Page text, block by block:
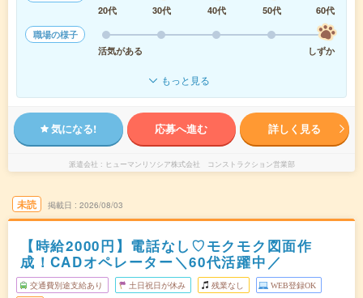
20代
30代 40代 50代
60代
職場の様子
活気がある
しずか
もっと見る
気になる! 応募へ進む 詳しく見る
派遣会社 ヒューマンリソシア株式会社 コンストラクション営業部
未読 掲載日 2026/08/03
【時給2000円】電話なし♡モクモク図面作
成！CADオペレーター＼60代活躍中／
交通費別途支給あり 土日祝日が休み 残業なし WEB登録OK